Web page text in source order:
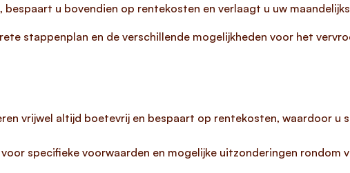
u bovendien op rentekosten en verlaagt u uw
stappenplan en de verschillende mogelijkheden voor het
vrijwel altijd boetevrij en bespaart op rentekosten, waardoor u
specifieke voorwaarden en mogelijke uitzonderingen rondom